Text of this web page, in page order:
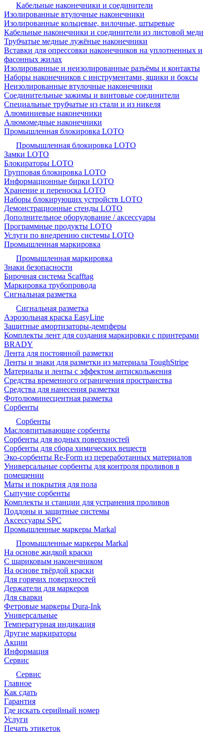
Кабельные наконечники и соединители
Изолированные втулочные наконечники
Изолированные кольцевые, вилочные, штыревые
Кабельные наконечники и соединители из листовой меди
Трубчатые медные лужёные наконечники
Вставки для опрессовки наконечников на уплотненных и
фасонных жилах
Изолированные и неизолированные разъёмы и контакты
Наборы наконечников с инструментами, ящики и боксы
Неизолированные втулочные наконечники
Соединительные зажимы и винтовые соединители
Специальные трубчатые из стали и из никеля
Алюминиевые наконечники
Алюмомедные наконечники
Промышленная блокировка LOTO
Промышленная блокировка LOTO
Замки LOTO
Блокираторы LOTO
Групповая блокировка LOTO
Информационные бирки LOTO
Хранение и переноска LOTO
Наборы блокирующих устройств LOTO
Демонстрационные стенды LOTO
Дополнительное оборудование / аксессуары
Программные продукты LOTO
Услуги по внедрению системы LOTO
Промышленная маркировка
Промышленная маркировка
Знаки безопасности
Бирочная система Scafftag
Маркировка трубопровода
Сигнальная разметка
Сигнальная разметка
Аэрозольная краска EasyLine
Защитные амортизаторы-демпферы
Комплекты лент для создания маркировки с принтерами
BRADY
Лента для постоянной разметки
Ленты и знаки для разметки из материала ToughStripe
Материалы и ленты с эффектом антискольжения
Средства временного ограничения пространства
Средства для нанесения разметки
Фотолюминесцентная разметка
Сорбенты
Сорбенты
Масловпитывающие сорбенты
Сорбенты для водных поверхностей
Сорбенты для сбора химических веществ
Эко-сорбенты Re-Form из переработанных материалов
Универсальные сорбенты для контроля проливов в
помещении
Маты и покрытия для пола
Сыпучие сорбенты
Комплекты и станции для устранения проливов
Поддоны и защитные системы
Аксессуары SPC
Промышленные маркеры Markal
Промышленные маркеры Markal
На основе жидкой краски
С шариковым наконечником
На основе твёрдой краски
Для горячих поверхностей
Держатели для маркеров
Для сварки
Фетровые маркеры Dura-Ink
Универсальные
Температурная индикация
Другие маркираторы
Акции
Информация
Сервис
Сервис
Главное
Как сдать
Гарантия
Где искать серийный номер
Услуги
Печать этикеток